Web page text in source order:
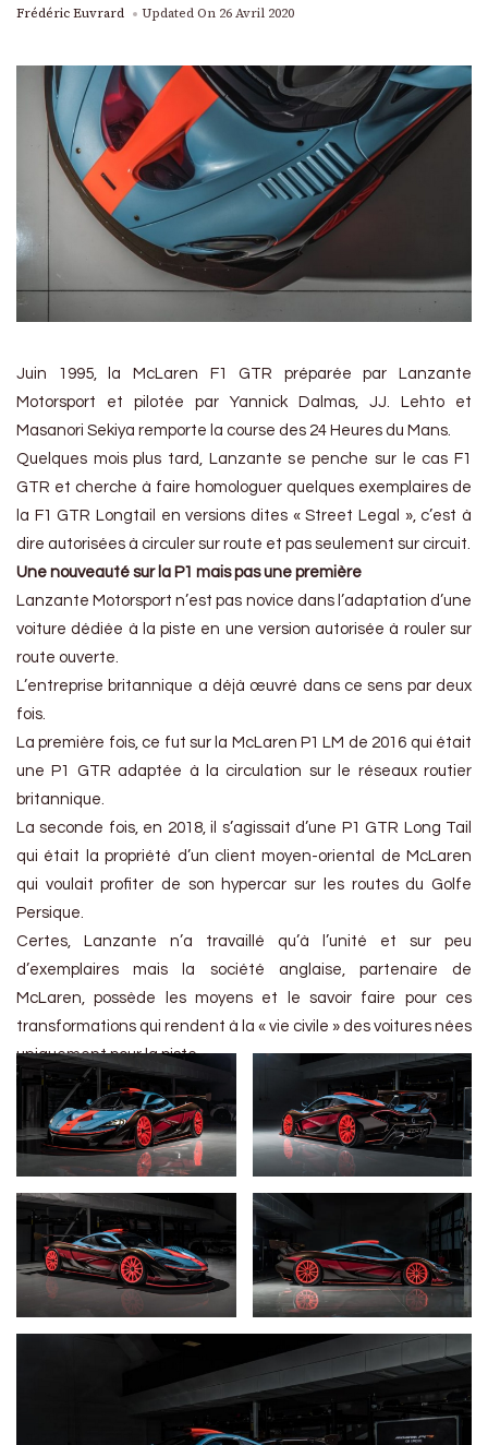
Frédéric Euvrard Updated On 26 Avril 2020
Juin 1995, la McLaren F1 GTR préparée par Lanzante
Motorsport et pilotée par Yannick Dalmas, JJ. Lehto et
Masanori Sekiya remporte la course des 24 Heures du Mans.
Quelques mois plus tard, Lanzante se penche sur le cas F1
GTR et cherche à faire homologuer quelques exemplaires de
la F1 GTR Longtail en versions dites « Street Legal », c’est à
dire autorisées à circuler sur route et pas seulement sur circuit.
Une nouveauté sur la P1 mais pas une première
Lanzante Motorsport n’est pas novice dans l’adaptation d’une
voiture dédiée à la piste en une version autorisée à rouler sur
route ouverte.
L’entreprise britannique a déjà œuvré dans ce sens par deux
fois.
La première fois, ce fut sur la McLaren P1 LM de 2016 qui était
une P1 GTR adaptée à la circulation sur le réseaux routier
britannique.
La seconde fois, en 2018, il s’agissait d’une P1 GTR Long Tail
qui était la propriété d’un client moyen-oriental de McLaren
qui voulait profiter de son hypercar sur les routes du Golfe
Persique.
Certes, Lanzante n’a travaillé qu’à l’unité et sur peu
d’exemplaires mais la société anglaise, partenaire de
McLaren, possède les moyens et le savoir faire pour ces
transformations qui rendent à la « vie civile » des voitures nées
uniquement pour la piste.